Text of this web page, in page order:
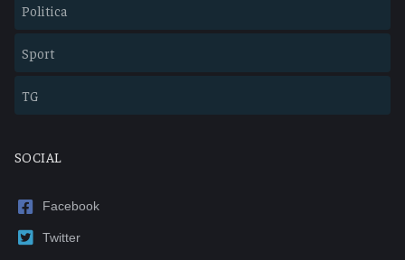
Politica
Sport
TG
SOCIAL
Facebook
Twitter